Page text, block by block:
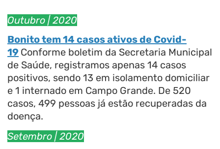
Outubro | 2020
Bonito tem 14 casos ativos de Covid-
19 Conforme boletim da Secretaria Municipal
de Saúde, registramos apenas 14 casos
positivos, sendo 13 em isolamento domiciliar
e 1 internado em Campo Grande. De 520
casos, 499 pessoas já estão recuperadas da
doença.
Setembro | 2020